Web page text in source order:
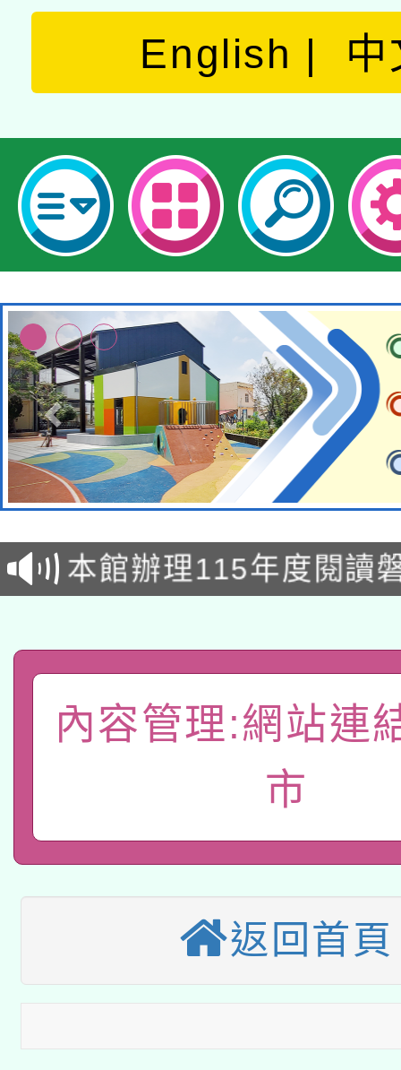
English 中
本校115學年度第2次
招甄選結果公告(無人
招)
適應運動共學行動站研
本館辦理115年度閱讀
暨閱讀推動專業研習
科技賦能─人工智慧
礎課程
A3數位素養講師名單
pilot」
有關大陸委員會函釋公
薪期間赴陸應申請許可
轉知經濟部水利署委託
桃園市孔廟祈福系列
開 智慧啟航」
2026年桃園地景藝術
本校115學年度第2次
招甄選結果公告(無人
招)
適應運動共學行動站研
本館辦理115年度閱讀
暨閱讀推動專業研習
科技賦能─人工智慧
內容管理:網站連
市
返回首頁